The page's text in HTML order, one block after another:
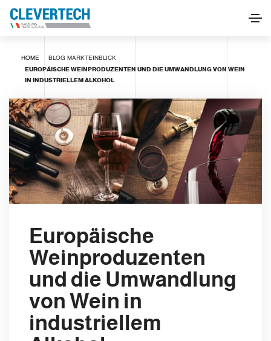
HOME BLOG MARKTEINBLICK
EUROPÄISCHE WEINPRODUZENTEN UND DIE UMWANDLUNG VON WEIN
IN INDUSTRIELLEM ALKOHOL
Europäische
Weinproduzenten
und die Umwandlung
von Wein in
industriellem